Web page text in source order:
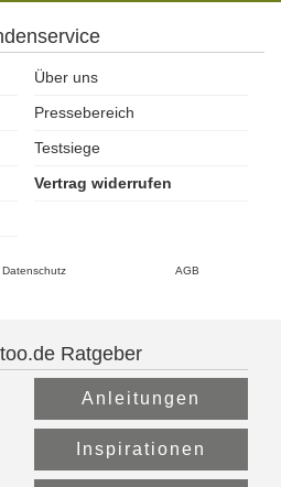
Über uns
Pressebereich
Testsiege
Vertrag widerrufen
Datenschutz AGB
Ratgeber
Anleitungen
Inspirationen